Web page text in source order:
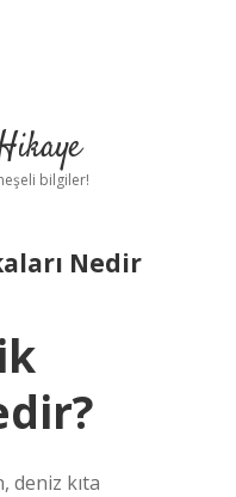
bilgiler!
Nedir
deniz kıta